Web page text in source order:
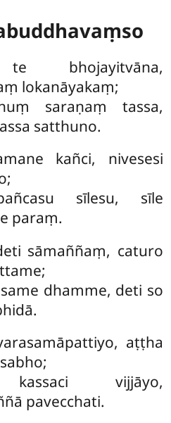
te bhojayitvāna,
lokanāyakaṃ;
saraṇaṃ tassa,
satthuno.
kañci, nivesesi
sīlesu, sīle
paraṃ.
sāmaññaṃ, caturo
dhamme, deti so
aṭṭha
vijjāyo,
pavecchati.